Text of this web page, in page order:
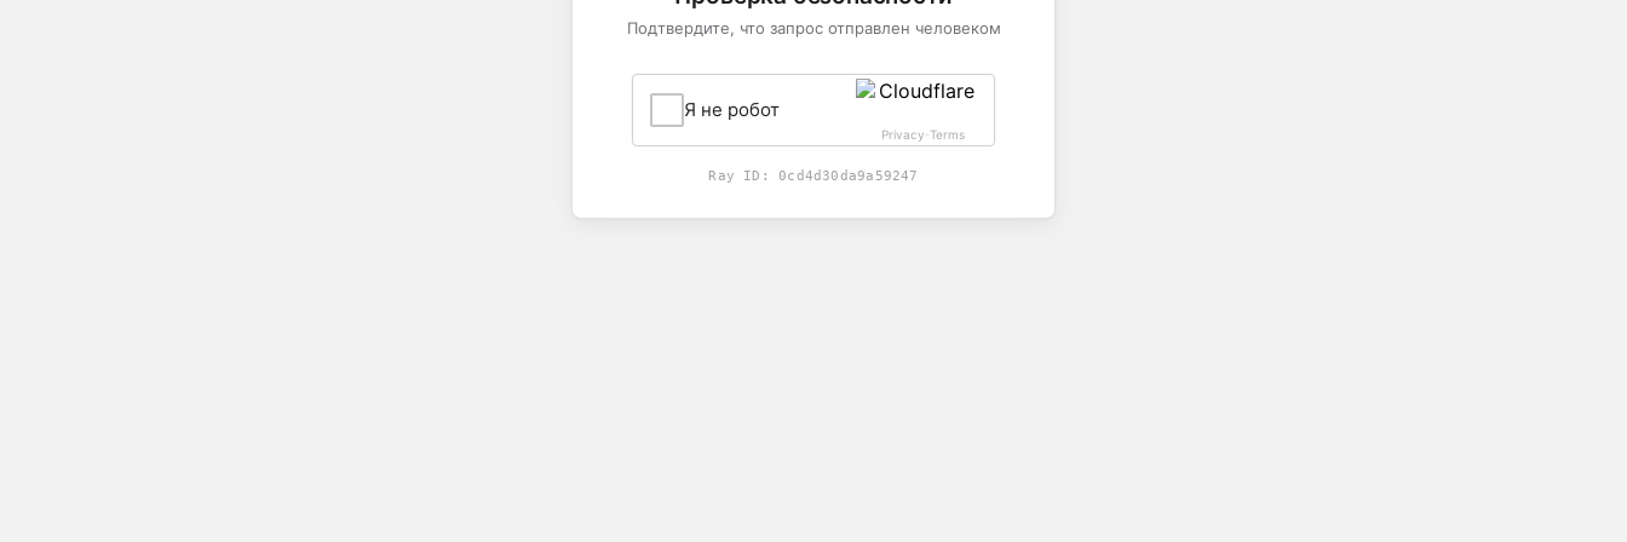
Подтвердите, что запрос отправлен человеком
Я не робот
Privacy-Terms
Ray ID: 0cd4d30da9a59247